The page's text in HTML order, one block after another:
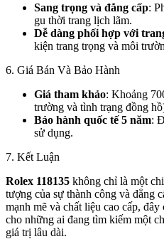
Sang trọng và đẳng cấp:
gu thời trang lịch lãm.
Dễ dàng phối hợp với
kiện trang trọng và môi
6. Giá Bán Và Bảo Hành
Giá tham khảo: Khoảng
trường và tình trạng đồng
Bảo hành quốc tế 5 năm:
sử dụng.
7. Kết Luận
Rolex 118135 không chỉ là một
tượng của sự thành công và đẳng
mạnh mẽ và chất liệu cao cấp,
cho những ai đang tìm kiếm một
giá trị lâu dài.